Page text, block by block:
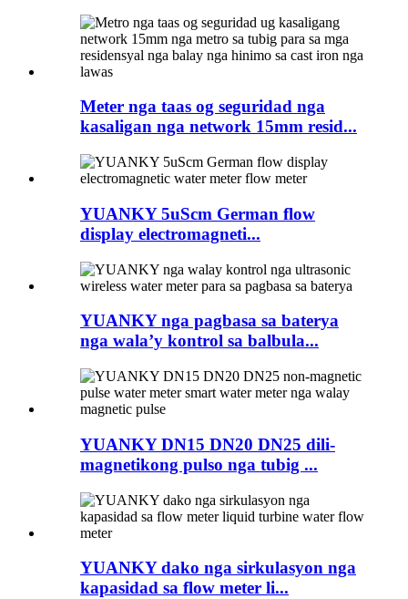
Meter nga taas og seguridad nga
kasaligan nga network 15mm resid...
YUANKY 5uScm German flow
display electromagneti...
YUANKY nga pagbasa sa baterya
nga wala’y kontrol sa balbula...
YUANKY DN15 DN20 DN25 dili-
magnetikong pulso nga tubig ...
YUANKY dako nga sirkulasyon nga
kapasidad sa flow meter li...